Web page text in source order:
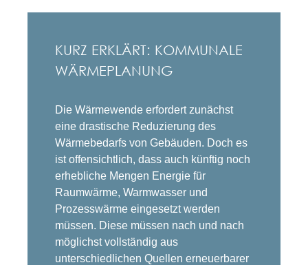
KURZ ERKLÄRT: KOMMUNALE
WÄRMEPLANUNG
Die Wärmewende erfordert zunächst
eine drastische Reduzierung des
Wärmebedarfs von Gebäuden. Doch es
ist offensichtlich, dass auch künftig noch
erhebliche Mengen Energie für
Raumwärme, Warmwasser und
Prozesswärme eingesetzt werden
müssen. Diese müssen nach und nach
möglichst vollständig aus
unterschiedlichen Quellen erneuerbarer